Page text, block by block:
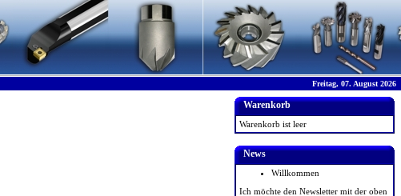
Freitag, 07. August 2026
Warenkorb
Warenkorb ist leer
News
Willkommen
Ich möchte den Newsletter mit der oben